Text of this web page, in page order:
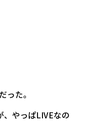
った。
、やっぱLIVEなの